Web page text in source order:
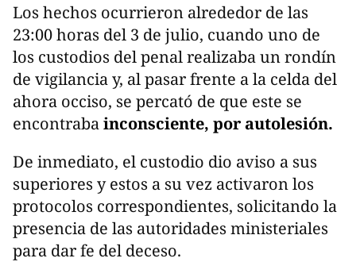
Los hechos ocurrieron alrededor de las
23:00 horas del 3 de julio, cuando uno de
los custodios del penal realizaba un rondín
de vigilancia y, al pasar frente a la celda del
ahora occiso, se percató de que este se
encontrabainconsciente, por autolesión.
De inmediato, el custodio dio aviso a sus
superiores y estos a su vez activaron los
protocolos correspondientes, solicitando la
presencia de las autoridades ministeriales
para dar fe del deceso.